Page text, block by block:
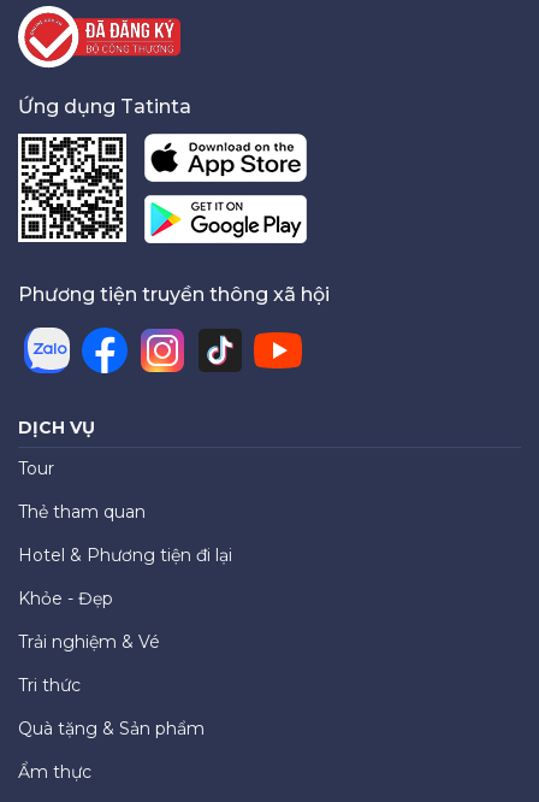
Ứng dụng Tatinta
Phương tiện truyền thông xã hội
DỊCH VỤ
Tour
Thẻ tham quan
Hotel & Phương tiện đi lại
Khỏe - Đẹp
Trải nghiệm & Vé
Tri thức
Quà tặng & Sản phẩm
Ẩm thực